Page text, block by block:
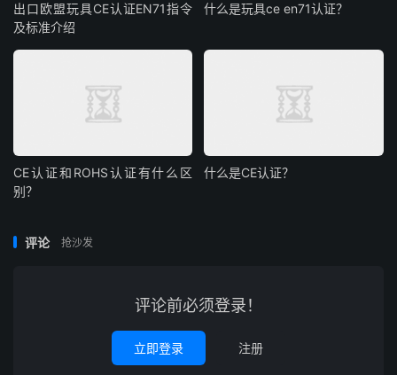
出口欧盟玩具CE认证EN71指令
及标准介绍
什么是玩具ce en71认证？
CE认证和ROHS认证有什么区
别？
什么是CE认证？
评论 抢沙发
评论前必须登录！
立即登录 注册